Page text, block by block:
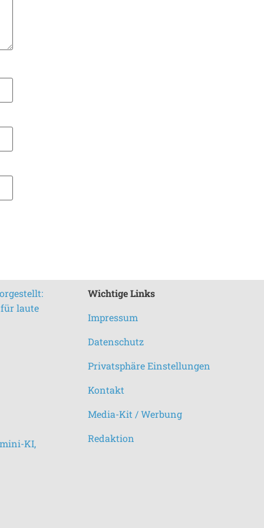
laute
KI,
Wichtige Links
Impressum
Datenschutz
Privatsphäre Einstellungen
Kontakt
Media-Kit / Werbung
Redaktion